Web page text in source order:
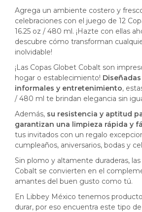
Agrega un ambiente costero y
celebraciones con el juego de 12
16.25 oz / 480 ml. ¡Hazte con ellas
descubre cómo transforman
inolvidable!
¡Las Copas Globet Cobalt son
hogar o establecimiento!
informales y entretenimiento,
/ 480 ml te brindan elegancia sin
Además, su resistencia y aptitud
garantizan una limpieza rápida y
tus invitados con un regalo
cumpleaños, aniversarios, bodas y
Sin plomo y altamente duraderas,
Cobalt se convierten en el
amantes del buen gusto como tú.
En Libbey México tenemos
durar, por eso encuentra este tipo